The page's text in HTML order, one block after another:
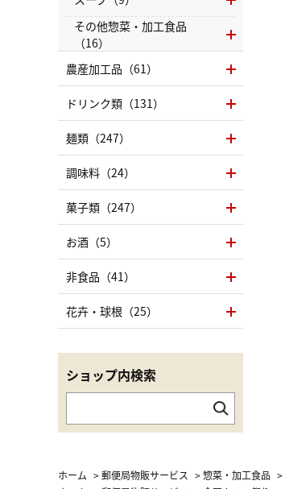
その他惣菜・加工食品
（16）
農産加工品（61）
ドリンク類（131）
麺類（247）
調味料（24）
菓子類（247）
お酒（5）
非食品（41）
花卉・球根（25）
ショップ内検索
ホーム >郵便局物販サービス >惣菜・加工食品 >